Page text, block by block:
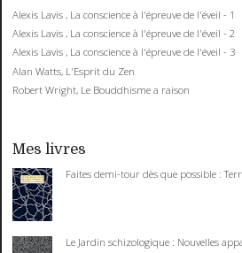
Alexis Lavis , La conscience à l'épreuve de l'éveil - 1
Alexis Lavis , La conscience à l'épreuve de l'éveil - 2
Alexis Lavis , La conscience à l'épreuve de l'éveil - 3
Alan Watts, L'Esprit du Zen
Robert Wright, Le Bouddhisme a raison
Mes livres
Faites demi-tour dès que possible :
Le Jardin schizologique : Nouvelles